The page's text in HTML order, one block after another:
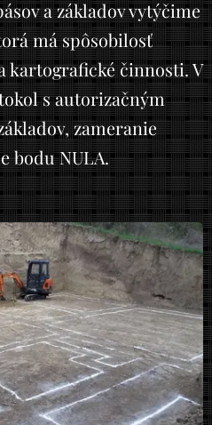
a základov vytýčime
má spôsobilosť
kartografické činnosti. V
s autorizačným
zameranie
bodu NULA.